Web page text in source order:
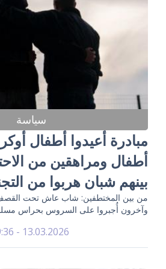
سياسة
أطفال ومراهقين من
بينهم شبان هربوا من
من بين المختطفين: شاب عاش تحت القصف
وآخرون أُجبروا على السروس بحراس
13.03.2026 - 19:36